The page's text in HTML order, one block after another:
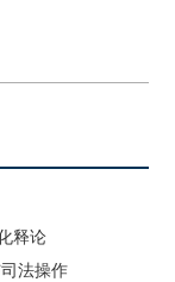
释论
法操作